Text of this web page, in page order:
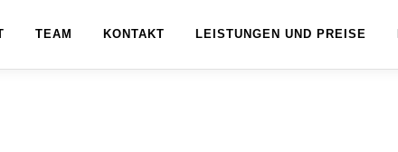
TEAM KONTAKT LEISTUNGEN UND PREISE